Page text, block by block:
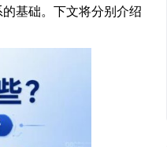
基础。下文将分别介绍